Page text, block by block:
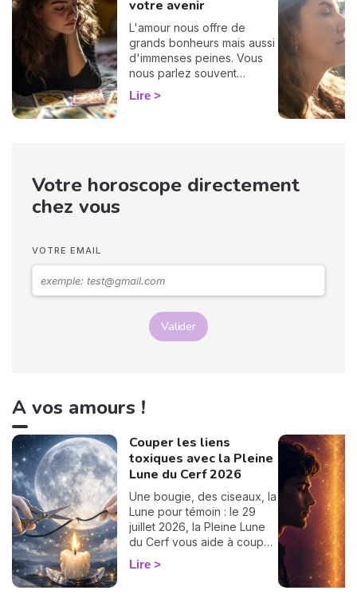
votre avenir
L'amour nous offre de
grands bonheurs mais aussi
d'immenses peines. Vous
nous parlez souvent
d'amour dans vos
messages, vous nous
spéciale voyance amour.
Tirage de tarot amoureux,
Lire
Votre horoscope directement
chez vous
VOTRE EMAIL
Valider
A vos amours !
Couper les liens
toxiques avec la Pleine
Lune du Cerf 2026
Une bougie, des ciseaux, la
Lune pour témoin : le 29
juillet 2026, la Pleine Lune
du Cerf vous aide à couper
un lien toxique. Le rituel pas
à pas.
Lire